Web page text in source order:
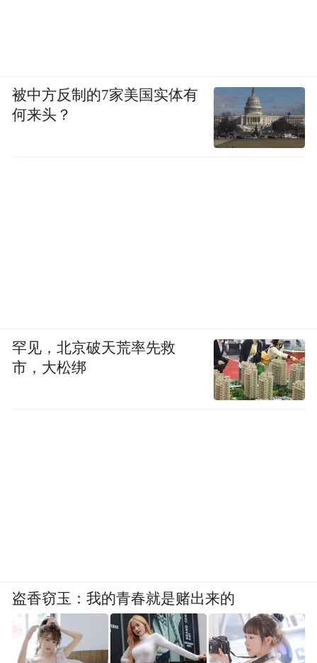
被中方反制的7家美国实体有
何来头？
罕见，北京破天荒率先救
市，大松绑
盗香窃玉：我的青春就是赌出来的